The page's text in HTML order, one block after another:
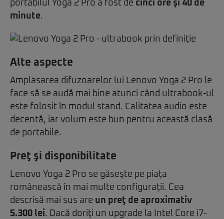
portabilul Yoga 2 Pro a fost de cinci ore şi 40 de
minute.
Alte aspecte
Amplasarea difuzoarelor lui Lenovo Yoga 2 Pro le
face să se audă mai bine atunci când ultrabook-ul
este folosit în modul stand. Calitatea audio este
decentă, iar volum este bun pentru această clasă
de portabile.
Preţ şi disponibilitate
Lenovo Yoga 2 Pro se găseşte pe piaţa
românească în mai multe configuraţii. Cea
descrisă mai sus are un preţ de aproximativ
5.300 lei. Dacă doriţi un upgrade la Intel Core i7-